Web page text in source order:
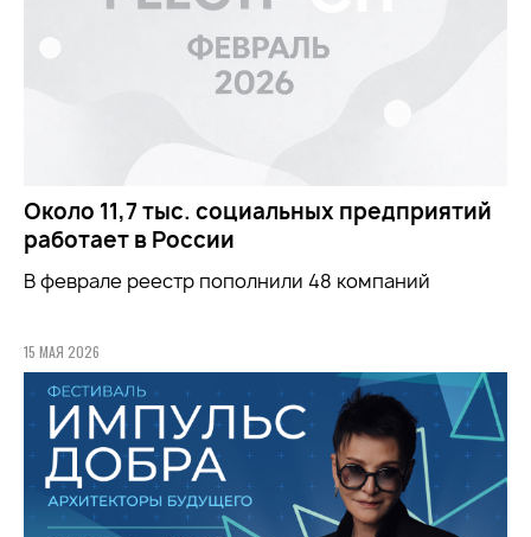
Около 11,7 тыс. социальных предприятий
работает в России
В феврале реестр пополнили 48 компаний
15 МАЯ 2026